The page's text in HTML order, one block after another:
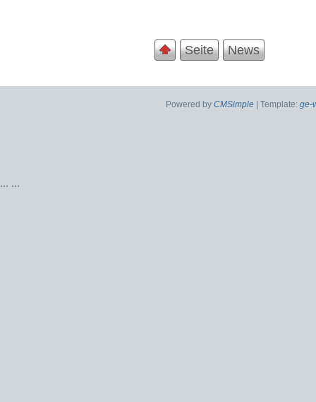
Seite News
Powered by CMSimple | Template: ge-
... ...